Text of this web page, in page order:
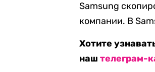
Samsung
компании. В
Хотите
наштелеграм-